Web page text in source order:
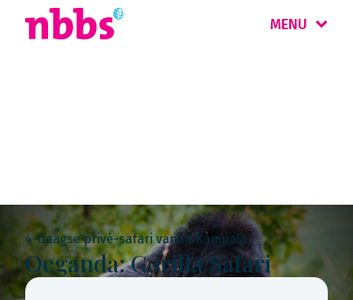
MENU
4-daagse privé-safari vanuit Kampala
Oeganda: Gorilla Safari